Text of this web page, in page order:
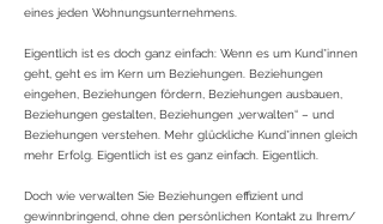
eines jeden Wohnungsunternehmens.
Eigentlich ist es doch ganz einfach: Wenn es um Kund*innen
geht, geht es im Kern um Beziehungen. Beziehungen
eingehen, Beziehungen fördern, Beziehungen ausbauen,
Beziehungen gestalten, Beziehungen „verwalten“ – und
Beziehungen verstehen. Mehr glückliche Kund*innen gleich
mehr Erfolg. Eigentlich ist es ganz einfach. Eigentlich.
Doch wie verwalten Sie Beziehungen effizient und
gewinnbringend, ohne den persönlichen Kontakt zu Ihrem/